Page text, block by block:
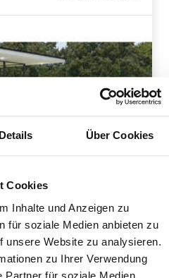
Details Über Cookies
Cookies
Inhalte und Anzeigen zu
für soziale Medien anbieten zu
unsere Website zu analysieren.
zu Ihrer Verwendung
Partner für soziale Medien,
1 km 300kw
Leistung